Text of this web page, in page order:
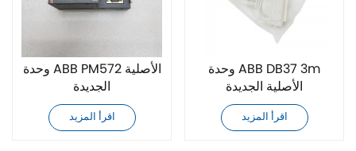
وحدة ABB PM572 الأصلية
الجديدة
اقرأ المزيد
وحدة ABB DB37 3m
الأصلية الجديدة
اقرأ المزيد